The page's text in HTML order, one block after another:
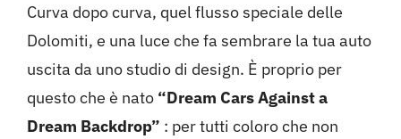
Curva dopo curva, quel flusso speciale delle
Dolomiti, e una luce che fa sembrare la tua auto
uscita da uno studio di design. È proprio per
questo che è nato “Dream Cars Against a
Dream Backdrop” : per tutti coloro che non